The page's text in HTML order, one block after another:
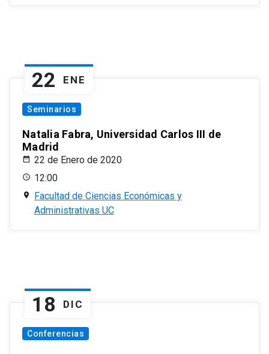
22 ENE
Seminarios
Natalia Fabra, Universidad Carlos III de
Madrid
22 de Enero de 2020
12:00
Facultad de Ciencias Económicas y
Administrativas UC
18 DIC
Conferencias